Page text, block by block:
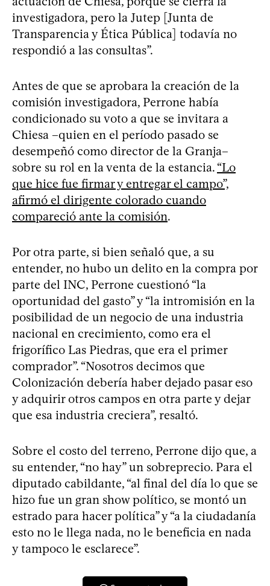
investigadora, pero la Jutep [Junta de
Transparencia y Ética Pública] todavía no
respondió a las consultas”.
Antes de que se aprobara la creación de la
comisión investigadora, Perrone había
condicionado su voto a que se invitara a
Chiesa –quien en el período pasado se
desempeñó como director de la Granja–
sobre su rol en la venta de la estancia. “Lo
que hice fue firmar y entregar el campo”,
afirmó el dirigente colorado cuando
compareció ante la comisión.
Por otra parte, si bien señaló que, a su
entender, no hubo un delito en la compra por
parte del INC, Perrone cuestionó “la
oportunidad del gasto” y “la intromisión en la
posibilidad de un negocio de una industria
nacional en crecimiento, como era el
frigorífico Las Piedras, que era el primer
comprador”. “Nosotros decimos que
Colonización debería haber dejado pasar eso
y adquirir otros campos en otra parte y dejar
que esa industria creciera”, resaltó.
Sobre el costo del terreno, Perrone dijo que, a
su entender, “no hay” un sobreprecio. Para el
diputado cabildante, “al final del día lo que se
hizo fue un gran show político, se montó un
estrado para hacer política” y “a la ciudadanía
esto no le llega nada, no le beneficia en nada
y tampoco le esclarece”.